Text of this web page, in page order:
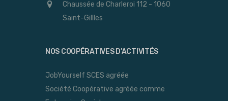
Chaussée de Charleroi 112 - 1060
Saint-Gillles
NOS COOPÉRATIVES D’ACTIVITÉS
JobYourself SCES agréée
Société Coopérative agréée comme